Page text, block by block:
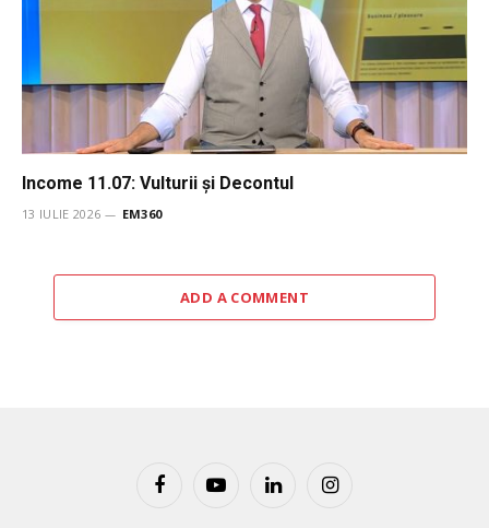
Income 11.07: Vulturii şi Decontul
13 IULIE 2026 EM360
ADD A COMMENT
FacebookYouTubeLinkedInInstagram